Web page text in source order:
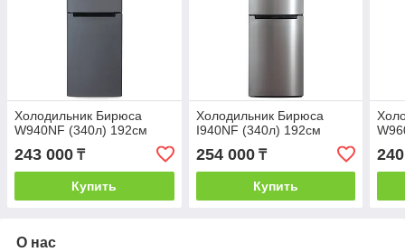
Холодильник Бирюса
W940NF (340л) 192см
243 000 ₸
Купить
Холодильник Бирюса
I940NF (340л) 192см
254 000₸
Купить
О нас